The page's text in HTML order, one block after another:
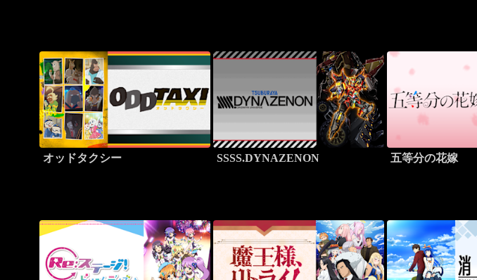
オッドタクシー SSSS.DYNAZENON 五等分の花嫁